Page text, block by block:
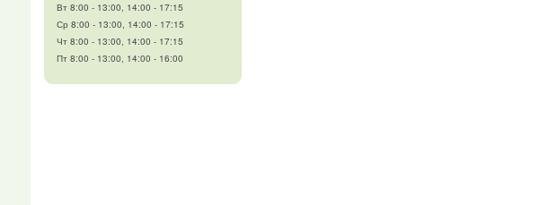
Вт 8:00 - 13:00, 14:00 - 17:15
Ср 8:00 - 13:00, 14:00 - 17:15
Чт 8:00 - 13:00, 14:00 - 17:15
Пт 8:00 - 13:00, 14:00 - 16:00